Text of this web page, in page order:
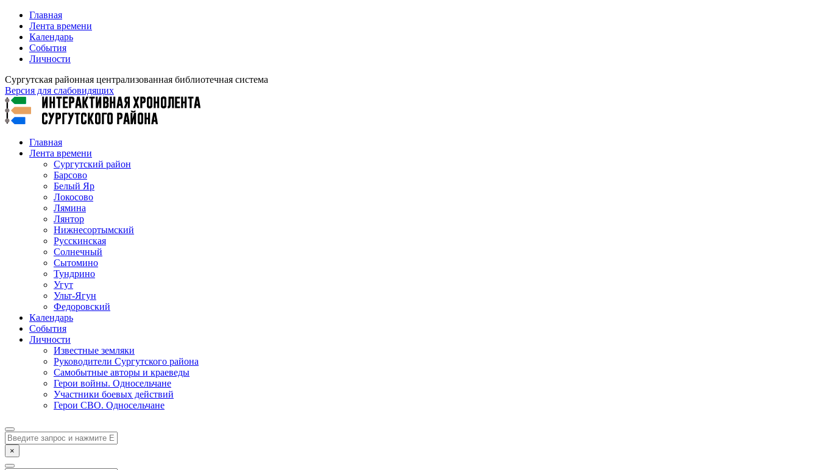
Главная
Лента времени
Календарь
События
Личности
Сургутская районная централизованная библиотечная система
Версия для слабовидящих
Главная
Лента времени
Сургутский район
Барсово
Белый Яр
Локосово
Лямина
Лянтор
Нижнесортымский
Русскинская
Солнечный
Сытомино
Тундрино
Угут
Ульт-Ягун
Федоровский
Календарь
События
Личности
Известные земляки
Руководители Сургутского района
Самобытные авторы и краеведы
Герои войны. Односельчане
Участники боевых действий
Герои СВО. Односельчане
×